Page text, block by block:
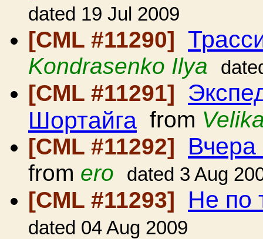
dated 19 Jul 2009
[CML #11290]
Kondrasenko Ilya
[CML #11291]
Шортайга from
[CML #11292]
from ero dated 3 Aug
[CML #11293] Не по
dated 04 Aug 2009